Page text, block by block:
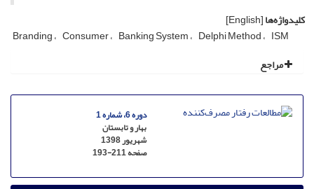
کلیدواژه‌ها[English]
Branding Consumer Banking System Delphi Method ISM
مراجع
دوره 6، شماره 1
بهار و تابستان
شهریور 1398
صفحه193-211